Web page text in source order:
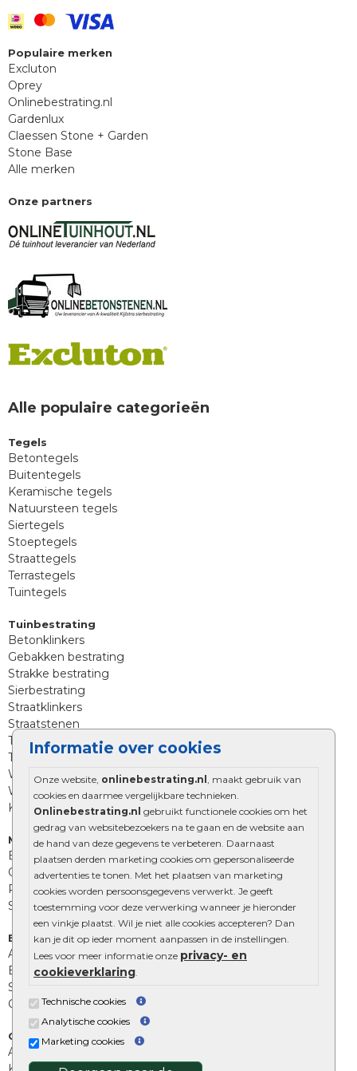
Informatie over cookies
Onze website, onlinebestrating.nl
, maakt gebruik van
cookies en daarmee vergelijkbare technieken.
Onlinebestrating.nl gebruikt functionele cookies om het
gedrag van websitebezoekers na te gaan en de website aan
de hand van deze gegevens te verbeteren. Daarnaast
plaatsen derden marketing cookies om gepersonaliseerde
advertenties te tonen. Met het plaatsen van marketing
cookies worden persoonsgegevens verwerkt. Je geeft
toestemming voor deze verwerking wanneer je hieronder
een vinkje plaatst. Wil je niet alle cookies accepteren? Dan
kan je dit op ieder moment aanpassen in de instellingen.
Lees voor meer informatie onze privacy- en
cookieverklaring
Technische cookies
Analytische cookies
Marketing cookies
Populaire merken
Excluton
Oprey
Onlinebestrating.nl
Gardenlux
Claessen Stone + Garden
Stone Base
Alle merken
Onze partners
Alle populaire categorieën
Tegels
Betontegels
Buitentegels
Keramische tegels
Natuursteen tegels
Siertegels
Stoeptegels
Straattegels
Terrastegels
Tuintegels
Tuinbestrating
Betonklinkers
Gebakken bestrating
Strakke bestrating
Sierbestrating
Straatklinkers
Straatstenen
Trommelstenen
Tuinstenen
Waalformaat
Wildverband bestrating
Kingstones
Muurelementen
Betonbielzen
Opsluitbanden
Palissades
Stapelblokken
Extra benodigdheden
Afwatering en diversen
Beplantings en betonelementen
Split, grind en zand
Oprit tegels
Overig
Aanbiedingen